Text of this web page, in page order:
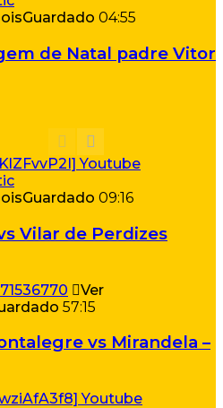
Guardado 04:55
de Natal padre Vitor
Guardado 09:16
Vilar de Perdizes
Ver
57:15
vs Mirandela –